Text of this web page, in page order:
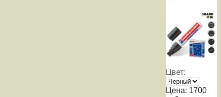
Цвет:
Цена: 1700